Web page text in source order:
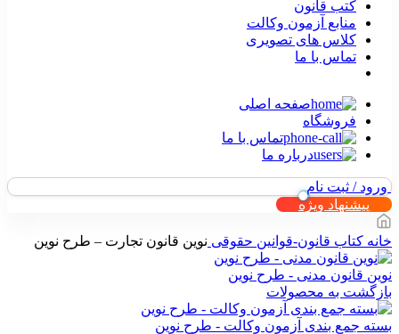
کتب قانون
منابع آزمون وکالت
کلاس های تصویری
تماس با ما
صفحه اصلی
فروشگاه
تماس با ما
درباره ما
ورود / ثبت نام
پیشنهاد ویژه
خانه کتاب قانون-قوانین حقوقی نوین قانون تجارت – طرح نوین
نوین قانون مدنی - طرح نوین
بازگشت به محصولات
بسته جمع بندی آزمون وکالت - طرح نوین